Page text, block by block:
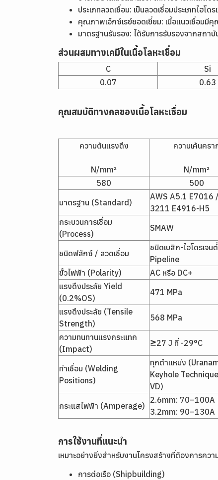
ประเภทลวดเชื่อม: เป็นลวดเชื่อมประเภทไฮ
คุณภาพเอ็กซ์เรย์ยอดเยี่ยม: เนื้อแนวเชื่อม
มาตรฐานรับรอง: ได้รับการรับรองจากสถาบั
ส่วนผสมทางเคมีในเนื้อโลหะเชื่อม
C Si
0.07
0.63
คุณสมบัติทางกลของเนื้อโลหะเชื่อม
ความต้นแรงดึง
N/mm²
ความเค้นครา
N/mm²
580
500
มาตรฐาน (Standard)
AWS A5.1 E7016
3211 E4916-H5
กระบวนการเชื่อม
(Process)
SMAW
ชนิดฟลักซ์ / ลวดเชื่อม
ชนิดเบสิก-ไฮโดรเจน
Pipeline
ขั้วไฟฟ้า (Polarity)
AC หรือ DC+
แรงดึงประลัย Yield
(0.2%OS)
471 MPa
แรงดึงประลัย (Tensile
Strength)
568 MPa
ความทนทานแรงกระแทก
(Impact)
≥27 J ที่ -29°C
ท่าเชื่อม (Welding
Positions)
ทุกตำแหน่ง
Keyhole
VD)
กระแสไฟฟ้า (Amperage)
2.6mm: 70–100A
3.2mm: 90–130A
การใช้งานที่แนะนำ
เหมาะอย่างยิ่งสำหรับงานโครงสร้างที่ต้องการคว
การต่อเรือ (Shipbuilding)